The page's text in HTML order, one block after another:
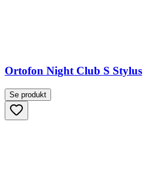
Ortofon Night Club S Stylus
Se produkt